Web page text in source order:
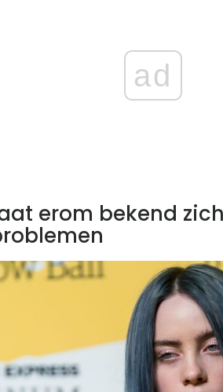
ad
erom bekend